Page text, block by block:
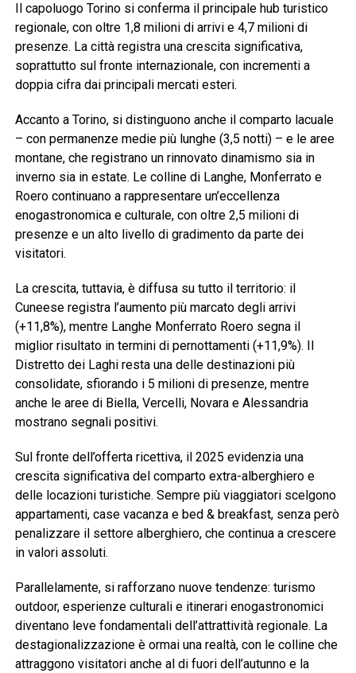
Il capoluogo Torino si conferma il principale hub turistico
regionale, con oltre 1,8 milioni di arrivi e 4,7 milioni di
presenze. La città registra una crescita significativa,
soprattutto sul fronte internazionale, con incrementi a
doppia cifra dai principali mercati esteri.
Accanto a Torino, si distinguono anche il comparto lacuale
– con permanenze medie più lunghe (3,5 notti) – e le aree
montane, che registrano un rinnovato dinamismo sia in
inverno sia in estate. Le colline di Langhe, Monferrato e
Roero continuano a rappresentare un’eccellenza
enogastronomica e culturale, con oltre 2,5 milioni di
presenze e un alto livello di gradimento da parte dei
visitatori.
La crescita, tuttavia, è diffusa su tutto il territorio: il
Cuneese registra l’aumento più marcato degli arrivi
(+11,8%), mentre Langhe Monferrato Roero segna il
miglior risultato in termini di pernottamenti (+11,9%). Il
Distretto dei Laghi resta una delle destinazioni più
consolidate, sfiorando i 5 milioni di presenze, mentre
anche le aree di Biella, Vercelli, Novara e Alessandria
mostrano segnali positivi.
Sul fronte dell’offerta ricettiva, il 2025 evidenzia una
crescita significativa del comparto extra-alberghiero e
delle locazioni turistiche. Sempre più viaggiatori scelgono
appartamenti, case vacanza e bed & breakfast, senza però
penalizzare il settore alberghiero, che continua a crescere
in valori assoluti.
Parallelamente, si rafforzano nuove tendenze: turismo
outdoor, esperienze culturali e itinerari enogastronomici
diventano leve fondamentali dell’attrattività regionale. La
destagionalizzazione è ormai una realtà, con le colline che
attraggono visitatori anche al di fuori dell’autunno e la